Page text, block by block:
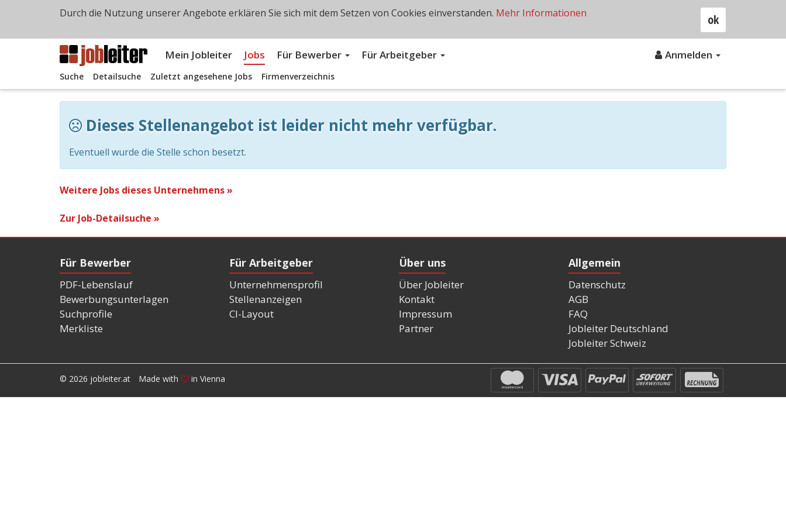
Mein Jobleiter Jobs Für Bewerber Für Arbeitgeber Anmelden
Suche Detailsuche Zuletzt angesehene Jobs Firmenverzeichnis
Dieses Stellenangebot ist leider nicht mehr verfügbar.
Eventuell wurde die Stelle schon besetzt.
Weitere Jobs dieses Unternehmens »
Zur Job-Detailsuche »
Für Bewerber
PDF-Lebenslauf
Bewerbungsunterlagen
Suchprofile
Merkliste
Für Arbeitgeber
Unternehmensprofil
Stellenanzeigen
CI-Layout
Über uns
Über Jobleiter
Kontakt
Impressum
Partner
Allgemein
Datenschutz
AGB
FAQ
Jobleiter Deutschland
Jobleiter Schweiz
© 2026 jobleiter.at Made with in Vienna
ok
Durch die Nutzung unserer Angebote erklären Sie sich mit dem Setzen von Cookies einverstanden. Mehr Informationen